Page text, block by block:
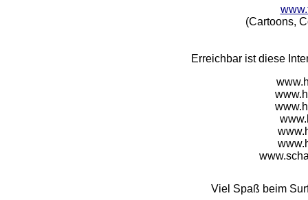
(Cartoons,
Erreichbar ist diese
Viel Spaß beim